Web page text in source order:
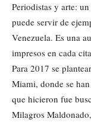
Periodistas y arte:
puede servir de
Venezuela. Es una
impresos en cada
Para 2017 se
Miami, donde se
que hicieron fue
Milagros